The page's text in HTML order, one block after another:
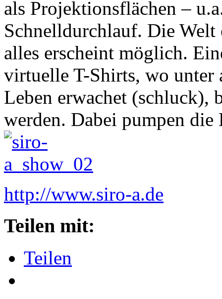
als Projektionsflächen –
Schnelldurchlauf. Die Welt
alles erscheint möglich.
virtuelle T-Shirts, wo unter
Leben erwachet (schluck),
werden. Dabei pumpen die
http://www.siro-a.de
Teilen mit:
Teilen